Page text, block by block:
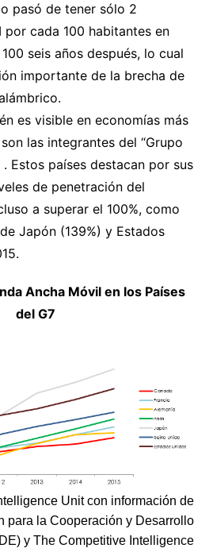
pasó de tener sólo 2
por cada 100 habitantes en
seis años después, lo cual
importante de la brecha de
es visible en economías más
las integrantes del “Grupo
Estos países destacan por sus
de penetración del
a superar el 100%, como
Japón (139%) y Estados
Ancha Móvil en los Países
del G7
Unit con información de
para la Cooperación y Desarrollo
y The Competitive Intelligence